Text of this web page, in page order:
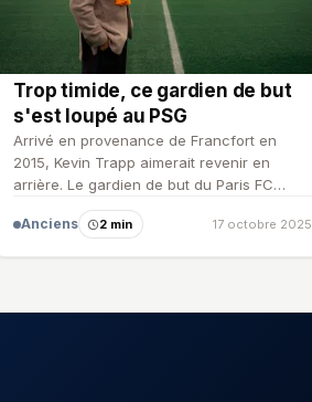
Trop timide, ce gardien de but
s'est loupé au PSG
Arrivé en provenance de Francfort en
2015, Kevin Trapp aimerait revenir en
arrière. Le gardien de but du Paris FC
estime qu'il aurait dû fa…
Anciens 2 min 17 octobre 2025